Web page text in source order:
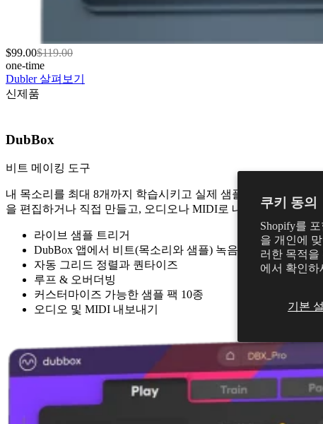
쿠키 동의
Shopify를
을 개인에
러한 목적을
에서 확인하
기본
$99.00$119.00
one-time
Dubler 살펴보기
신제품
DubBox
비트 메이킹 도구
내 목소리를 최대 8개까지 학습시키고 실제 샘플을 라이브로
을 편집하거나 직접 만들고, 오디오나 MIDI로 내보내세요.
라이브 샘플 트리거
DubBox 앱에서 비트(목소리와 샘플) 녹음
자동 그리드 정렬과 퀀타이즈
루프 & 오버더빙
커스터마이즈 가능한 샘플 팩 10종
오디오 및 MIDI 내보내기